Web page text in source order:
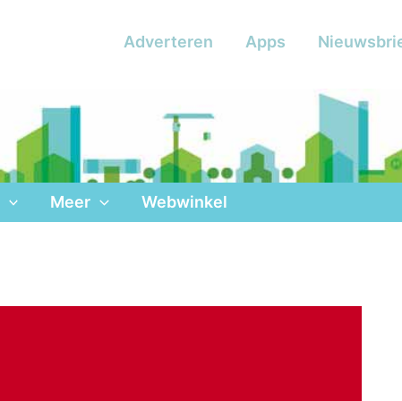
Adverteren Apps
Meer Webwinkel